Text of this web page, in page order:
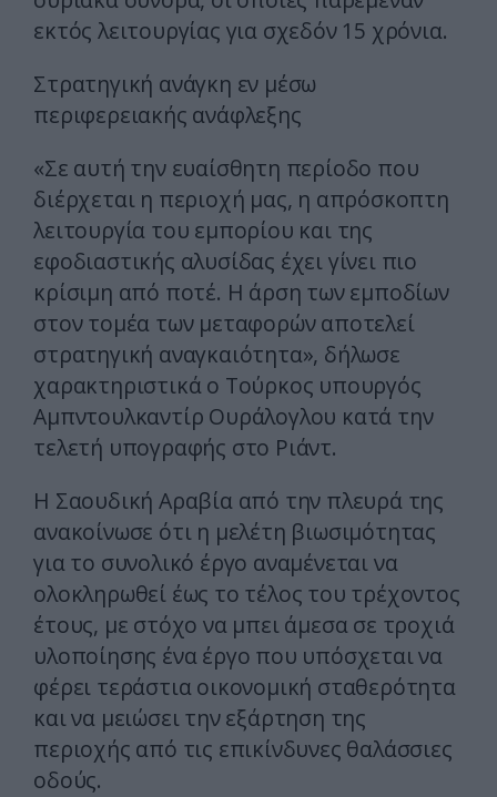
εκτός λειτουργίας για σχεδόν 15 χρόνια.
Στρατηγική ανάγκη εν μέσω
περιφερειακής ανάφλεξης
«Σε αυτή την ευαίσθητη περίοδο που
διέρχεται η περιοχή μας, η απρόσκοπτη
λειτουργία του εμπορίου και της
εφοδιαστικής αλυσίδας έχει γίνει πιο
κρίσιμη από ποτέ. Η άρση των εμποδίων
στον τομέα των μεταφορών αποτελεί
στρατηγική αναγκαιότητα», δήλωσε
χαρακτηριστικά ο Τούρκος υπουργός
Αμπντουλκαντίρ Ουράλογλου κατά την
τελετή υπογραφής στο Ριάντ.
Η Σαουδική Αραβία από την πλευρά της
ανακοίνωσε ότι η μελέτη βιωσιμότητας
για το συνολικό έργο αναμένεται να
ολοκληρωθεί έως το τέλος του τρέχοντος
έτους, με στόχο να μπει άμεσα σε τροχιά
υλοποίησης ένα έργο που υπόσχεται να
φέρει τεράστια οικονομική σταθερότητα
και να μειώσει την εξάρτηση της
περιοχής από τις επικίνδυνες θαλάσσιες
οδούς.